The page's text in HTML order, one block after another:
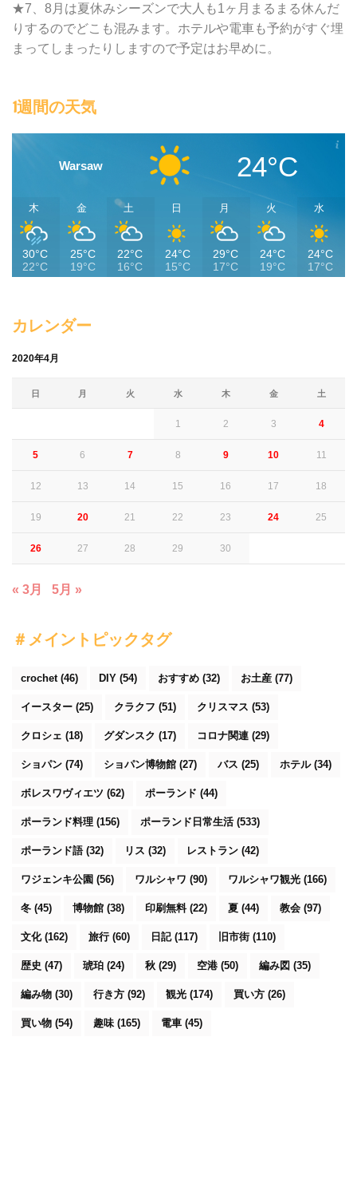
★7、8月は夏休みシーズンで大人も1ヶ月まるまる休んだ
りするのでどこも混みます。ホテルや電車も予約がすぐ埋
まってしまったりしますので予定はお早めに。
1週間の天気
Warsaw 24°C
木
30°C
22°C
金
25°C
19°C
土
22°C
16°C
日
24°C
15°C
月
29°C
17°C
火
24°C
19°C
水
24°C
17°C
カレンダー
2020年4月
日 月 火 水 木 金 土
1 2 3 4
5 6 7 8 9 10 11
12 13 14 15 16 17 18
19 20 21 22 23 24 25
26 27 28 29 30
« 3月 5月 »
＃メイントピックタグ
crochet(46) DIY (54) おすすめ (32) お土産 (77)
イースター (25) クラクフ (51) クリスマス (53)
クロシェ (18) グダンスク (17) コロナ関連 (29)
ショパン (74) ショパン博物館 (27) バス (25) ホテル(34)
ボレスワヴィエツ (62) ポーランド (44)
ポーランド料理 (156) ポーランド日常生活(533)
ポーランド語(32) リス (32) レストラン (42)
ワジェンキ公園 (56) ワルシャワ (90) ワルシャワ観光 (166)
冬 (45) 博物館 (38) 印刷無料(22) 夏 (44) 教会 (97)
文化(162) 旅行 (60) 日記(117) 旧市街 (110)
歴史 (47) 琥珀 (24) 秋 (29) 空港 (50) 編み図 (35)
編み物 (30) 行き方 (92) 観光 (174) 買い方 (26)
買い物 (54) 趣味(165) 電車 (45)